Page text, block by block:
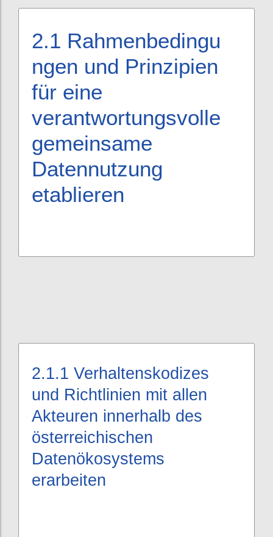
2.1 Rahmenbedingu
ngen und Prinzipien
für eine
verantwortungsvolle
gemeinsame
Datennutzung
etablieren
2.1.1 Verhaltenskodizes
und Richtlinien mit allen
Akteuren innerhalb des
österreichischen
Datenökosystems
erarbeiten